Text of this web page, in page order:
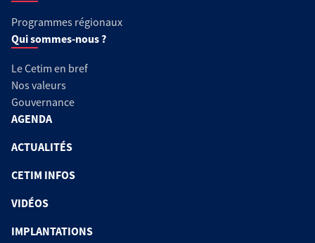
Programmes régionaux
Qui sommes-nous ?
Le Cetim en bref
Nos valeurs
Gouvernance
AGENDA
ACTUALITÉS
CETIM INFOS
VIDÉOS
IMPLANTATIONS